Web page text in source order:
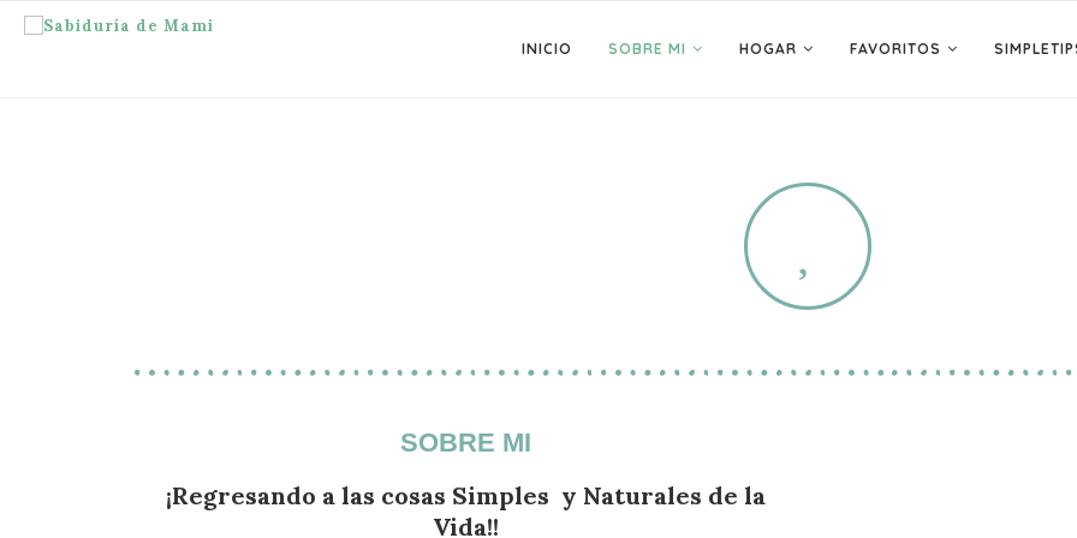
INICIO SOBRE MI HOGAR FAVORITOS
SOBRE MI
¡Regresando a las cosas Simples y Naturales de la
Vida!!